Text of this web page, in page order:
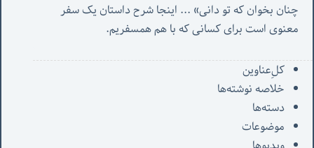
چنان بخوان که تو دانی» ...
معنوی است برای کسانی که با هم همسفریم.
کل‌ِعناوین
خلاصه نوشته‌ها
دسته‌ها
موضوعات